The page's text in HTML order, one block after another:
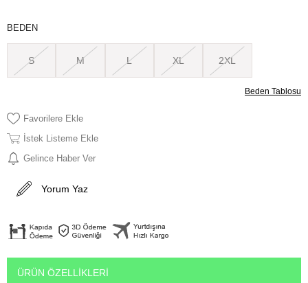
BEDEN
S M L XL 2XL
Beden Tablosu
Favorilere Ekle
İstek Listeme Ekle
Gelince Haber Ver
Yorum Yaz
ÜRÜN ÖZELLIKLERI